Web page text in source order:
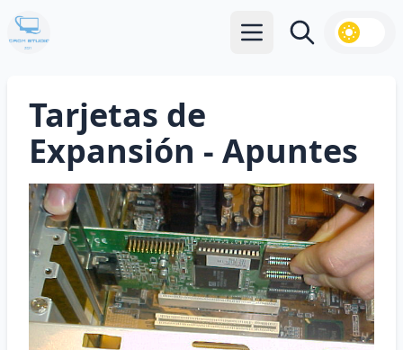
Abrir menú principal
Buscar
Tarjetas de
Expansión - Apuntes